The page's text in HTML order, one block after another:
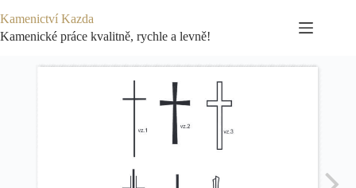
to
content
Kamenictví Kazda
Kamenické práce kvalitně, rychle a levně!